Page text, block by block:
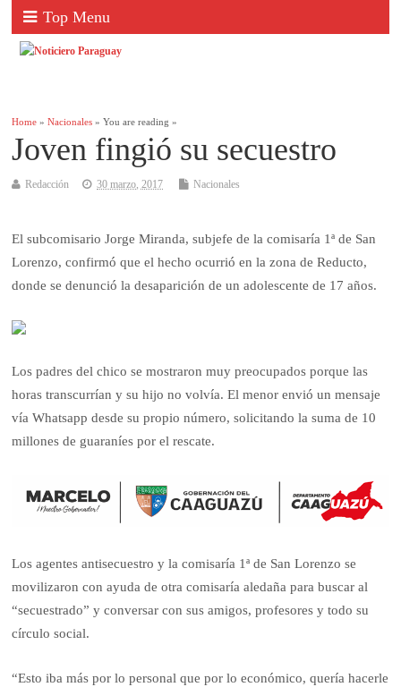
Top Menu
Home »Nacionales » You are reading »
Joven fingió su secuestro
Redacción 30 marzo, 2017 Nacionales
El subcomisario Jorge Miranda, subjefe de la comisaría 1ª de San
Lorenzo, confirmó que el hecho ocurrió en la zona de Reducto,
donde se denunció la desaparición de un adolescente de 17 años.
Los padres del chico se mostraron muy preocupados porque las
horas transcurrían y su hijo no volvía. El menor envió un mensaje
vía Whatsapp desde su propio número, solicitando la suma de 10
millones de guaraníes por el rescate.
Los agentes antisecuestro y la comisaría 1ª de San Lorenzo se
movilizaron con ayuda de otra comisaría aledaña para buscar al
“secuestrado” y conversar con sus amigos, profesores y todo su
círculo social.
“Esto iba más por lo personal que por lo económico, quería hacerle